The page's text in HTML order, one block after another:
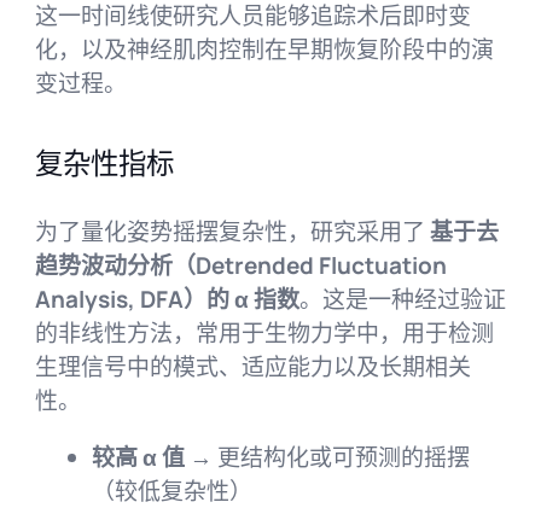
这一时间线使研究人员能够追踪术后即时变
化，以及神经肌肉控制在早期恢复阶段中的演
变过程。
复杂性指标
为了量化姿势摇摆复杂性，研究采用了 基于去
趋势波动分析（Detrended Fluctuation
Analysis, DFA）的 α 指数。这是一种经过验证
的非线性方法，常用于生物力学中，用于检测
生理信号中的模式、适应能力以及长期相关
性。
较高 α 值 → 更结构化或可预测的摇摆
（较低复杂性）